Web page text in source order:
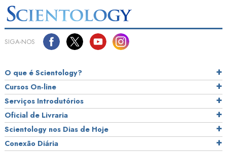
SIGA‑NOS
O que é Scientology?
Cursos On‑line
Serviços Introdutórios
Oficial de Livraria
Scientology nos Dias de Hoje
Conexão Diária